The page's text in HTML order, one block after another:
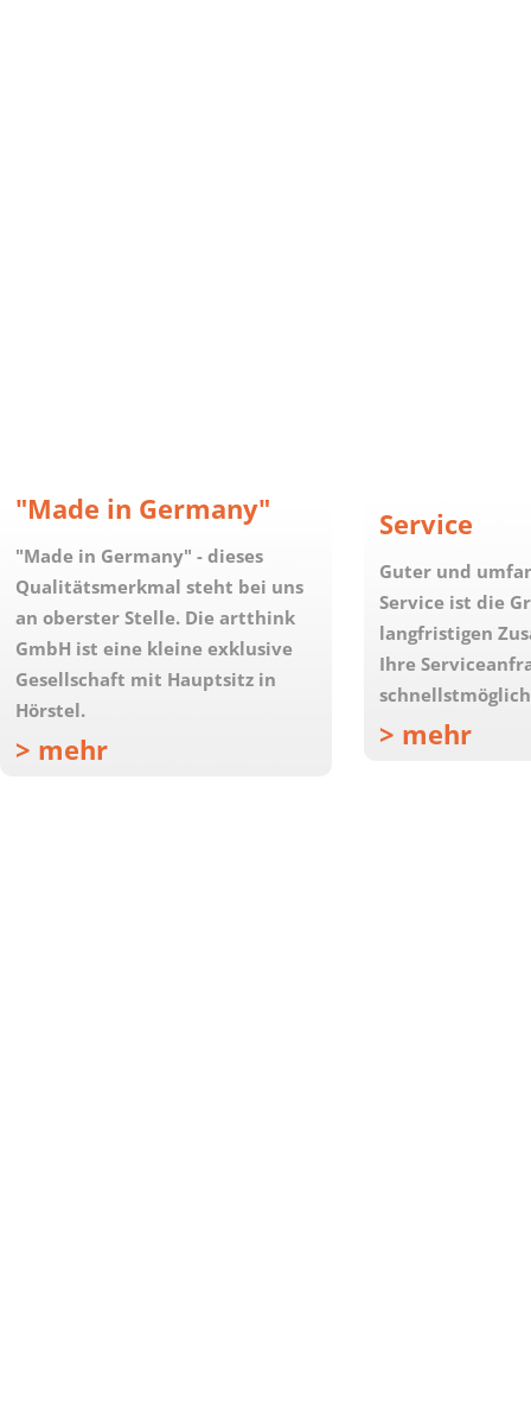
"Made in Germany"
"Made in Germany" - dieses
Qualitätsmerkmal steht bei uns
an oberster Stelle. Die artthink
GmbH ist eine kleine exklusive
Gesellschaft mit Hauptsitz in
Hörstel.
> mehr
Service
Guter und
Service ist die
langfristigen
Ihre
> mehr